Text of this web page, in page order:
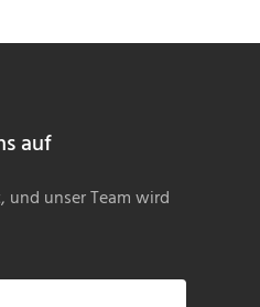
auf
und unser Team wird